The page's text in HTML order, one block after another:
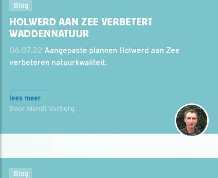
Blog
HOLWERD AAN ZEE VERBETERT
WADDENNATUUR
06.07.22 Aangepaste plannen Holwerd aan Zee
verbeteren natuurkwaliteit.
lees meer
Door Mariël Verburg
Blog